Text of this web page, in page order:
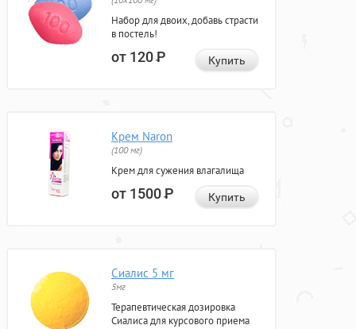
Набор для двоих, добавь страсти
в постель!
от 120Р Купить
Крем Naron
(100 мг)
Крем для сужения влагалища
от 1500Р Купить
Сиалис 5 мг
5мг
Терапевтическая дозировка
Сиалиса для курсового приема